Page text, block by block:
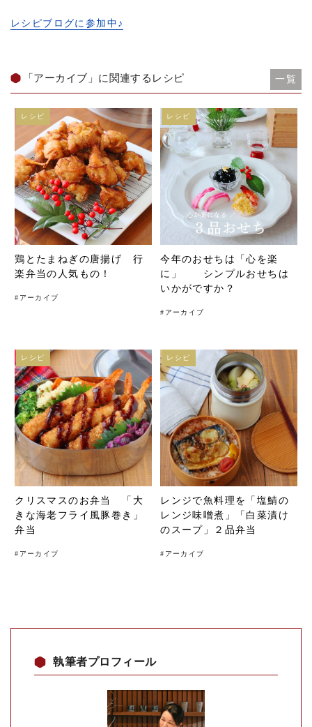
レシピブログに参加中♪
「アーカイブ」に関連するレシピ 一覧
鶏とたまねぎの唐揚げ 行
楽弁当の人気もの！
# アーカイブ
レシピ
今年のおせちは「心を楽
に」 シンプルおせちは
いかがですか？
# アーカイブ
レシピ
クリスマスのお弁当 「大
きな海老フライ風豚巻き」
弁当
# アーカイブ
レシピ
レンジで魚料理を「塩鯖の
レンジ味噌煮」「白菜漬け
のスープ」２品弁当
# アーカイブ
レシピ
執筆者プロフィール